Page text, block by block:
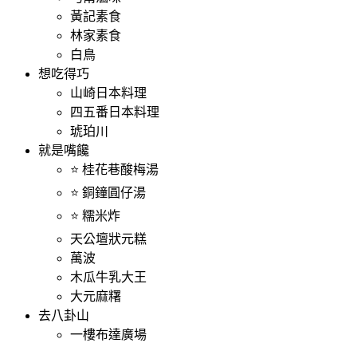
黃記素食
林家素食
白鳥
想吃得巧
山崎日本料理
四五番日本料理
琥珀川
就是嘴饞
⭐ 桂花巷酸梅湯
⭐ 銅鐘圓仔湯
⭐ 糯米炸
天公壇狀元糕
萬波
木瓜牛乳大王
大元麻糬
去八卦山
一樓布達廣場